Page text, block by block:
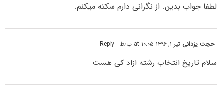
لطفا جواب بدین. از نگرانی دارم سکته میکنم.
حجت یزدانی تیر ۱, ۱۳۹۶ at ۱۰:۰۵ ب٫ظ - Reply
سلام تاریخ انتخاب رشته ازاد کی هست